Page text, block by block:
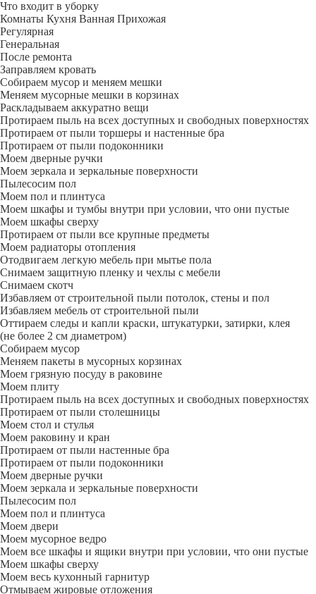
Что входит в уборку
Регу­лярная
Гене­ральная
После ремонта
Заправляем кровать
Собираем мусор и меняем мешки
Меняем мусорные мешки в корзинах
Раскладываем аккуратно вещи
Протираем пыль на всех доступных и свободных поверхностях
Протираем от пыли торшеры и настенные бра
Протираем от пыли подоконники
Моем дверные ручки
Моем зеркала и зеркальные поверхности
Пылесосим пол
Моем пол и плинтуса
Моем шкафы и тумбы внутри при условии, что они пустые
Моем шкафы сверху
Протираем от пыли все крупные предметы
Моем радиаторы отопления
Отодвигаем легкую мебель при мытье пола
Снимаем защитную пленку и чехлы с мебели
Снимаем скотч
Избавляем от строительной пыли потолок, стены и пол
Избавляем мебель от строительной пыли
Оттираем следы и капли краски, штукатурки, затирки, клея
(не более 2 см диаметром)
Собираем мусор
Меняем пакеты в мусорных корзинах
Моем грязную посуду в раковине
Моем плиту
Протираем пыль на всех доступных и свободных поверхностях
Протираем от пыли столешницы
Моем стол и стулья
Моем раковину и кран
Протираем от пыли настенные бра
Протираем от пыли подоконники
Моем дверные ручки
Моем зеркала и зеркальные поверхности
Пылесосим пол
Моем пол и плинтуса
Моем двери
Моем мусорное ведро
Моем все шкафы и ящики внутри при условии, что они пустые
Моем шкафы сверху
Моем весь кухонный гарнитур
Отмываем жировые отложения